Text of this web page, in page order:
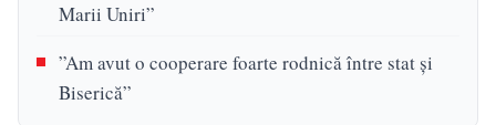
Marii Uniri”
”Am avut o cooperare foarte rodnică între stat și
Biserică”